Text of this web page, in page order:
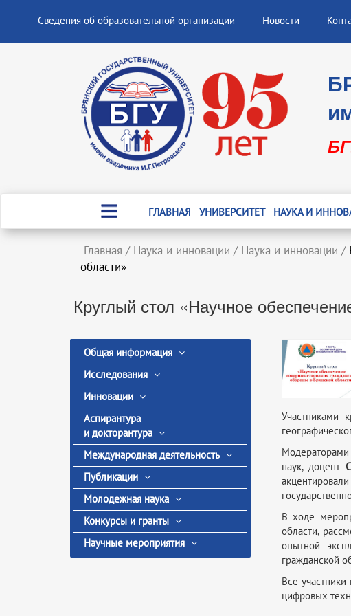
Сведения об образовательной организации Новости
ГЛАВНАЯ УНИВЕРСИТЕТ НАУКА И
Главная / Наука и инновации / Наука и инновации /
области»
Круглый стол «Научное
Общая информация
Исследования
Инновации
Аспирантура
и докторантура
Международная деятельность
Публикации
Молодежная наука
Конкурсы и гранты
Научные мероприятия
Участниками
наук, доцент
В ходе
области,
опытной
гражданской
Все
цифровых